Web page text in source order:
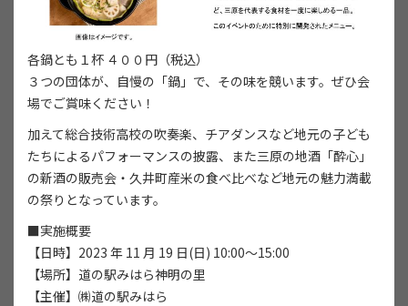
各鍋とも１杯 ４００円（税込）
３つの団体が、自慢の「鍋」で、その味を競います。ぜひ会
場でご賞味ください！
加えて総合技術高校の吹奏楽、チアダンスなど地元の子ども
たちによるパフォーマンスの披露、また三原の地酒「酔心」
の新酒の販売会・久井町産米の食べ比べなど地元の魅力満載
の祭りとなっています。
■実施概要
【日時】2023 年 11 月 19 日(日) 10:00〜15:00
【場所】道の駅みはら神明の里
【主催】㈱道の駅みはら